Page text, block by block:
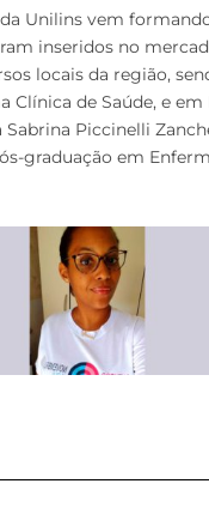
Unilins vem
inseridos no
locais da região,
de Saúde, e
Piccinelli
graduação em